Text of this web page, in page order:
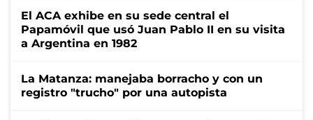
El ACA exhibe en su sede central el
Papamóvil que usó Juan Pablo II en su visita
a Argentina en 1982
La Matanza: manejaba borracho y con un
registro "trucho" por una autopista